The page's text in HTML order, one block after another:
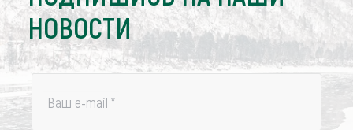
НОВОСТИ
Ваш e-mail *